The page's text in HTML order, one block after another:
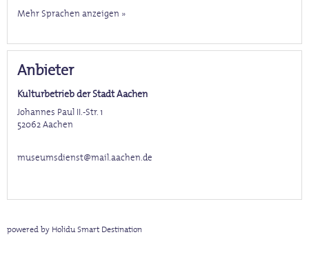
Mehr Sprachen anzeigen »
Anbieter
Kulturbetrieb der Stadt Aachen
Johannes Paul II.-Str. 1
52062Aachen
museumsdienst@mail.aachen.de
powered by Holidu Smart Destination